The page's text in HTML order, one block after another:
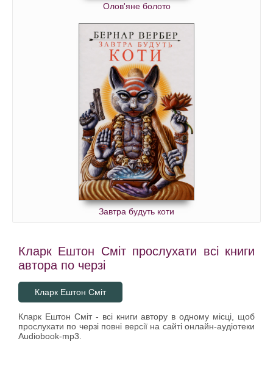
Олов'яне болото
Завтра будуть коти
Кларк Ештон Сміт прослухати всі книги
автора по черзі
Кларк Ештон Сміт
Кларк Ештон Сміт - всі книги автору в одному місці, щоб
прослухати по черзі повні версії на сайті онлайн-аудіотеки
Audiobook-mp3.